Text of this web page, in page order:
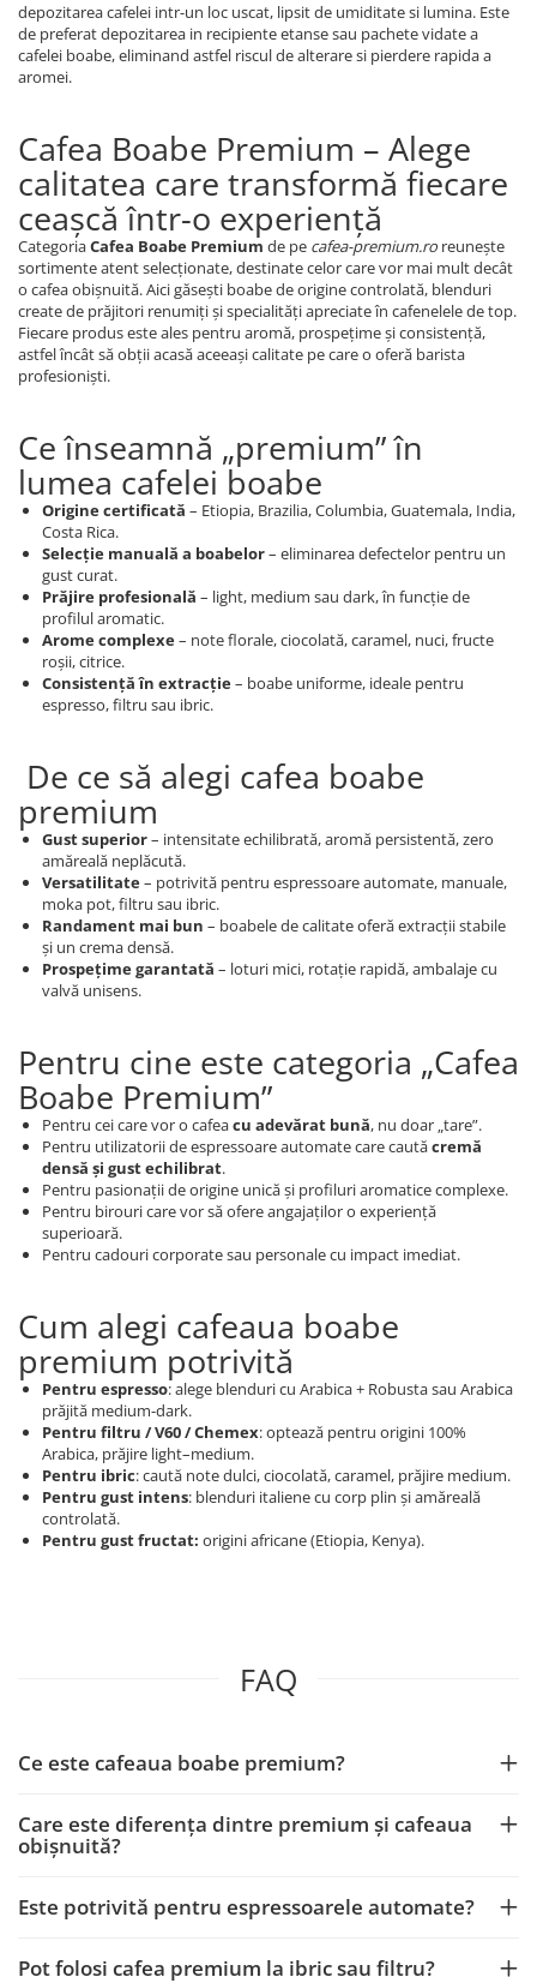
depozitarea cafelei intr-un loc uscat, lipsit de umiditate si lumina. Este
de preferat depozitarea in recipiente etanse sau pachete vidate a
cafelei boabe, eliminand astfel riscul de alterare si pierdere rapida a
aromei.
Cafea Boabe Premium – Alege
calitatea care transformă fiecare
ceașcă într-o experiență
CategoriaCafea Boabe Premium de pe cafea-premium.ro reunește
sortimente atent selecționate, destinate celor care vor mai mult decât
o cafea obișnuită. Aici găsești boabe de origine controlată, blenduri
create de prăjitori renumiți și specialități apreciate în cafenelele de top.
Fiecare produs este ales pentru aromă, prospețime și consistență,
astfel încât să obții acasă aceeași calitate pe care o oferă barista
profesioniști.
Ce înseamnă „premium” în
lumea cafelei boabe
Origine certificată – Etiopia, Brazilia, Columbia, Guatemala, India,
Costa Rica.
Selecție manuală a boabelor– eliminarea defectelor pentru un
gust curat.
Prăjire profesională – light, medium sau dark, în funcție de
profilul aromatic.
Arome complexe– note florale, ciocolată, caramel, nuci, fructe
roșii, citrice.
Consistență în extracție– boabe uniforme, ideale pentru
espresso, filtru sau ibric.
De ce să alegi cafea boabe
premium
Gust superior– intensitate echilibrată, aromă persistentă, zero
amăreală neplăcută.
Versatilitate– potrivită pentru espressoare automate, manuale,
moka pot, filtru sau ibric.
Randament mai bun – boabele de calitate oferă extracții stabile
și un crema densă.
Prospețime garantată – loturi mici, rotație rapidă, ambalaje cu
valvă unisens.
Pentru cine este categoria „Cafea
Boabe Premium”
Pentru cei care vor o cafeacu adevărat bună, nu doar „tare”.
Pentru utilizatorii de espressoare automate care cautăcremă
densă și gust echilibrat.
Pentru pasionații de origine unică și profiluri aromatice complexe.
Pentru birouri care vor să ofere angajaților o experiență
superioară.
Pentru cadouri corporate sau personale cu impact imediat.
Cum alegi cafeaua boabe
premium potrivită
Pentru espresso: alege blenduri cu Arabica + Robusta sau Arabica
prăjită medium-dark.
Pentru filtru / V60 / Chemex: optează pentru origini 100%
Arabica, prăjire light–medium.
Pentru ibric: caută note dulci, ciocolată, caramel, prăjire medium.
Pentru gust intens: blenduri italiene cu corp plin și amăreală
controlată.
Pentru gust fructat: origini africane (Etiopia, Kenya).
FAQ
Ce este cafeaua boabe premium?
Care este diferența dintre premium și cafeaua
obișnuită?
Este potrivită pentru espressoarele automate?
Pot folosi cafea premium la ibric sau filtru?